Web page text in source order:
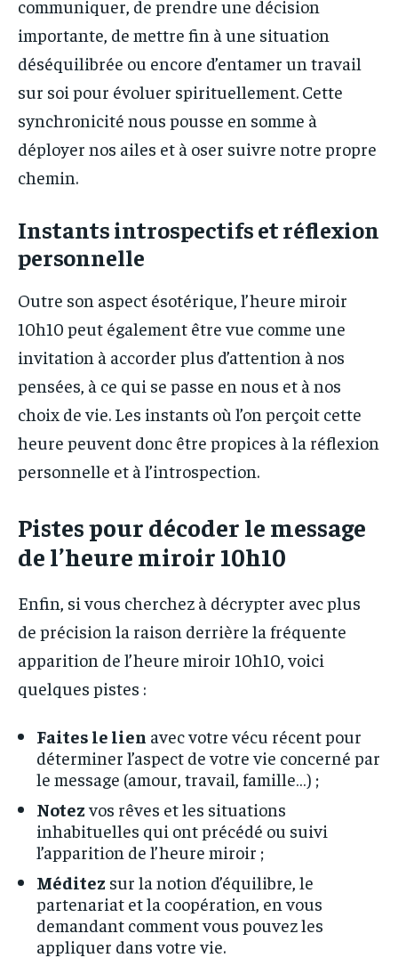
communiquer, de prendre une décision
importante, de mettre fin à une situation
déséquilibrée ou encore d’entamer un travail
sur soi pour évoluer spirituellement. Cette
synchronicité nous pousse en somme à
déployer nos ailes et à oser suivre notre propre
chemin.
Instants introspectifs et réflexion
personnelle
Outre son aspect ésotérique, l’heure miroir
10h10 peut également être vue comme une
invitation à accorder plus d’attention à nos
pensées, à ce qui se passe en nous et à nos
choix de vie. Les instants où l’on perçoit cette
heure peuvent donc être propices à la réflexion
personnelle et à l’introspection.
Pistes pour décoder le message
de l’heure miroir 10h10
Enfin, si vous cherchez à décrypter avec plus
de précision la raison derrière la fréquente
apparition de l’heure miroir 10h10, voici
quelques pistes :
Faites le lien avec votre vécu récent pour
déterminer l’aspect de votre vie concerné par
le message (amour, travail, famille…) ;
Notezvos rêves et les situations
inhabituelles qui ont précédé ou suivi
l’apparition de l’heure miroir ;
Méditez sur la notion d’équilibre, le
partenariat et la coopération, en vous
demandant comment vous pouvez les
appliquer dans votre vie.